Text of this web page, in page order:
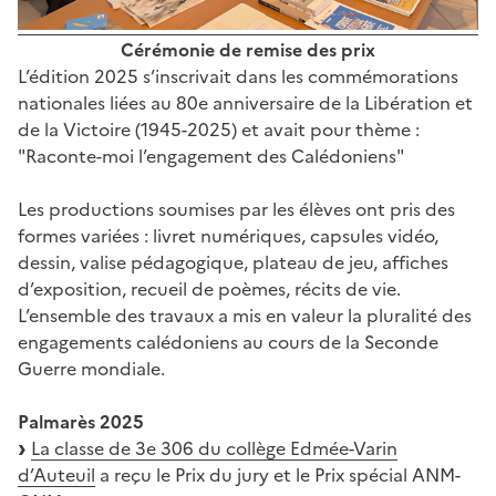
Cérémonie de remise des prix
L’édition 2025 s’inscrivait dans les commémorations
nationales liées au 80e anniversaire de la Libération et
de la Victoire (1945-2025) et avait pour thème :
"Raconte-moi l’engagement des Calédoniens"
Les productions soumises par les élèves ont pris des
formes variées : livret numériques, capsules vidéo,
dessin, valise pédagogique, plateau de jeu, affiches
d’exposition, recueil de poèmes, récits de vie.
L’ensemble des travaux a mis en valeur la pluralité des
engagements calédoniens au cours de la Seconde
Guerre mondiale.
Palmarès 2025
La classe de 3e 306 du collège Edmée-Varin
d’Auteuil a reçu le Prix du jury et le Prix spécial ANM-